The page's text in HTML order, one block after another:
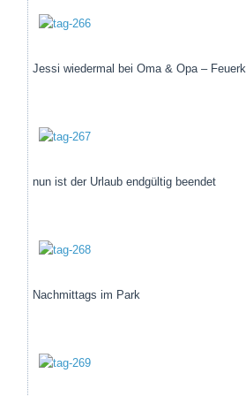
Jessi wiedermal bei Oma & Opa –
nun ist der Urlaub endgültig beendet
Nachmittags im Park